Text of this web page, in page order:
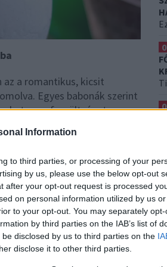
Information
to third parties, or processing of your
by us, please use the below opt-out
after your opt-out request is processed
on personal information utilized by us
to your opt-out. You may separately
by third parties on the IAB’s list of
disclosed by us to third parties on the
disclose it to other third parties.
az a romantikus, kicsit
Egyes babonák szerint
vagy feszültséget
és a kapcsolatokat
miközben továbbra is
tudnak tartani, akik
A feng shui bizonyos
feszültséget vagy
a közösségi terekben,